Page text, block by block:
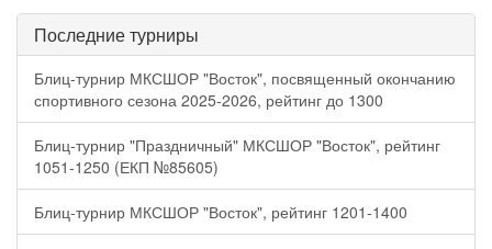
Последние турниры
Блиц-турнир МКСШОР "Восток", посвященный окончанию
спортивного сезона 2025-2026, рейтинг до 1300
Блиц-турнир "Праздничный" МКСШОР "Восток", рейтинг
1051-1250 (ЕКП №85605)
Блиц-турнир МКСШОР "Восток", рейтинг 1201-1400